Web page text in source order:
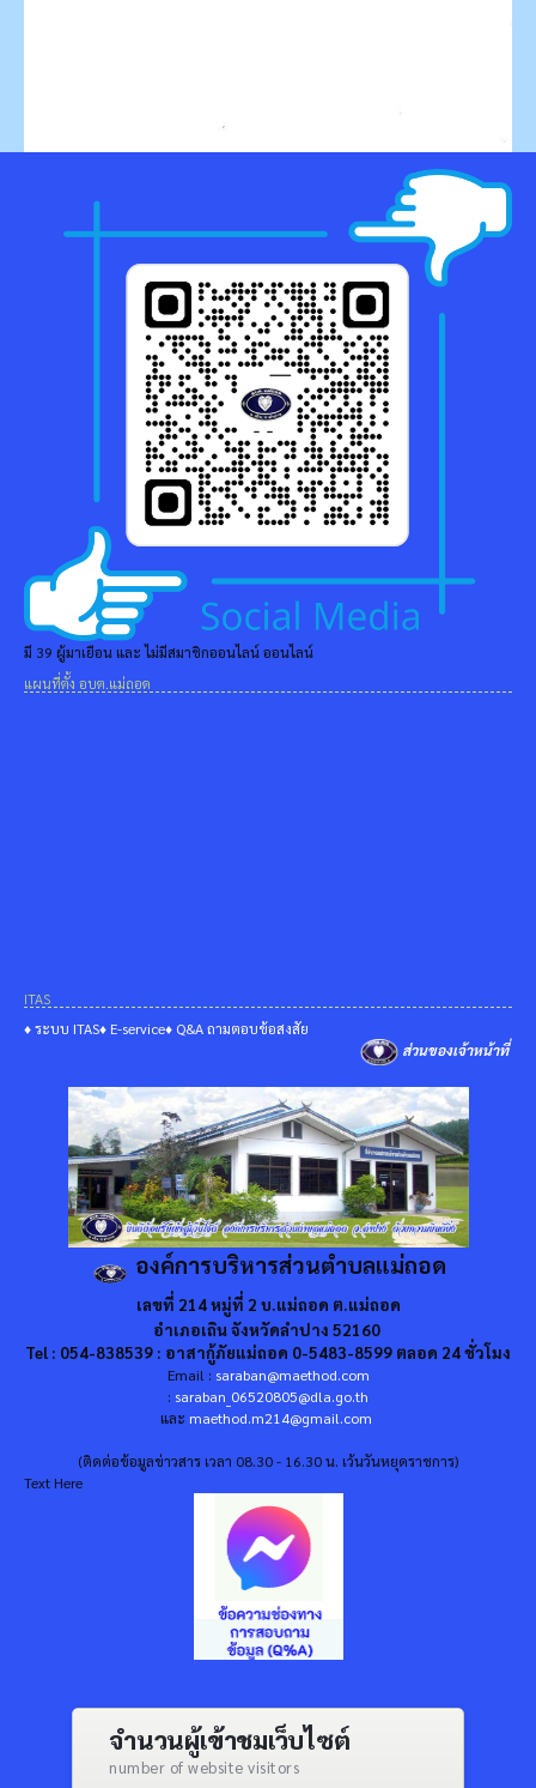
มี 39 ผู้มาเยือน และ ไม่มีสมาชิกออนไลน์ ออนไลน์
แผนที่ตั้ง อบต.แม่ถอด
ITAS
♦ ระบบ ITAS♦ E-service♦ Q&A ถามตอบข้อสงสัย
ส่วนของเจ้าหน้าที่
องค์การบริหารส่วนตำบลแม่ถอด
เลขที่ 214 หมู่ที่ 2 บ.แม่ถอด ต.แม่ถอด
อำเภอเถิน จังหวัดลำปาง 52160
Tel : 054-838539 : อาสากู้ภัยแม่ถอด 0-5483-8599 ตลอด 24 ชั่วโมง
Email : saraban@maethod.com
: saraban_06520805@dla.go.th
และ maethod.m214@gmail.com
(ติดต่อข้อมูลข่าวสาร เวลา 08.30 - 16.30 น. เว้นวันหยุดราชการ)
Text Here
จำนวนผู้เข้าชมเว็บไซต์
number of website visitors